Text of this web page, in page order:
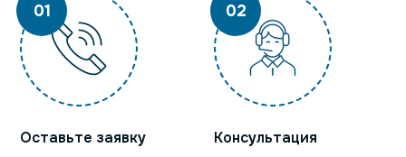
01
Оставьте заявку
02
Консультация